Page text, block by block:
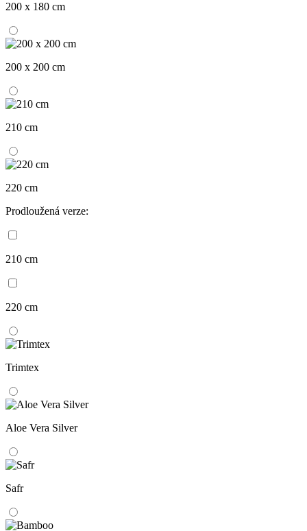
200 x 180 cm
200 x 200 cm
210 cm
220 cm
Prodloužená verze:
210 cm
220 cm
Trimtex
Aloe Vera Silver
Safr